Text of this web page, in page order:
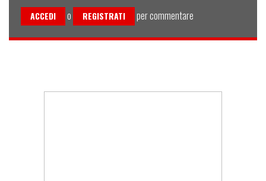
ACCEDI o REGISTRATI per commentare